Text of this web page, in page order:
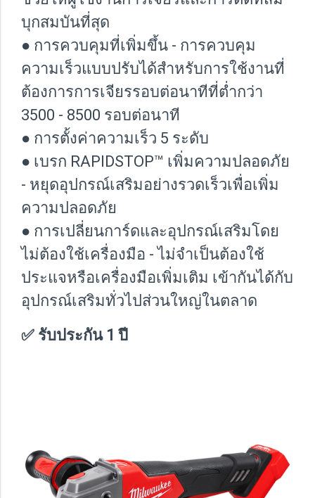
บุกสมบันที่สุด
● การควบคุมที่เพิ่มขึ้น - การควบคุม
ความเร็วแบบปรับได้สำหรับการใช้งานที่
ต้องการการเจียรรอบต่อนาทีที่ต่ำกว่า
3500 - 8500 รอบต่อนาที
● การตั้งค่าความเร็ว 5 ระดับ
● เบรก RAPIDSTOP™ เพิ่มความปลอดภัย
- หยุดอุปกรณ์เสริมอย่างรวดเร็วเพื่อเพิ่ม
ความปลอดภัย
● การเปลี่ยนการ์ดและอุปกรณ์เสริมโดย
ไม่ต้องใช้เครื่องมือ - ไม่จำเป็นต้องใช้
ประแจหรือเครื่องมือเพิ่มเติม เข้ากันได้กับ
อุปกรณ์เสริมทั่วไปส่วนใหญ่ในตลาด
✅ รับประกัน 1 ปี